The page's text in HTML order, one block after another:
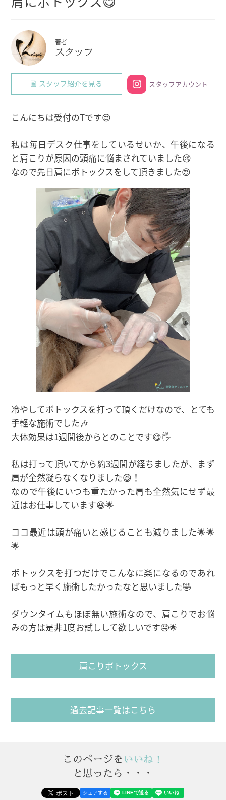
著者
スタッフ
スタッフ紹介を見る スタッフアカウント
こんにちは受付のTです😍
私は毎日デスク仕事をしているせいか、午後になる
と肩こりが原因の頭痛に悩まされていました😢
なので先日肩にボトックスをして頂きました😍
冷やしてボトックスを打って頂くだけなので、とても
手軽な施術でした🎶
大体効果は1週間後からとのことです😋🖐
私は打って頂いてから約3週間が経ちましたが、まず
肩が全然凝らなくなりました😆！
なので午後にいつも重たかった肩も全然気にせず最
近はお仕事しています😆🌟
ココ最近は頭が痛いと感じることも減りました🌟🌟
🌟
ボトックスを打つだけでこんなに楽になるのであれ
ばもっと早く施術したかったなと思いました🤣
ダウンタイムもほぼ無い施術なので、肩こりでお悩
みの方は是非1度お試しして欲しいです🤤🌟
肩こりボトックス
過去記事一覧はこちら
このページをいいね！
と思ったら・・・
シェアする